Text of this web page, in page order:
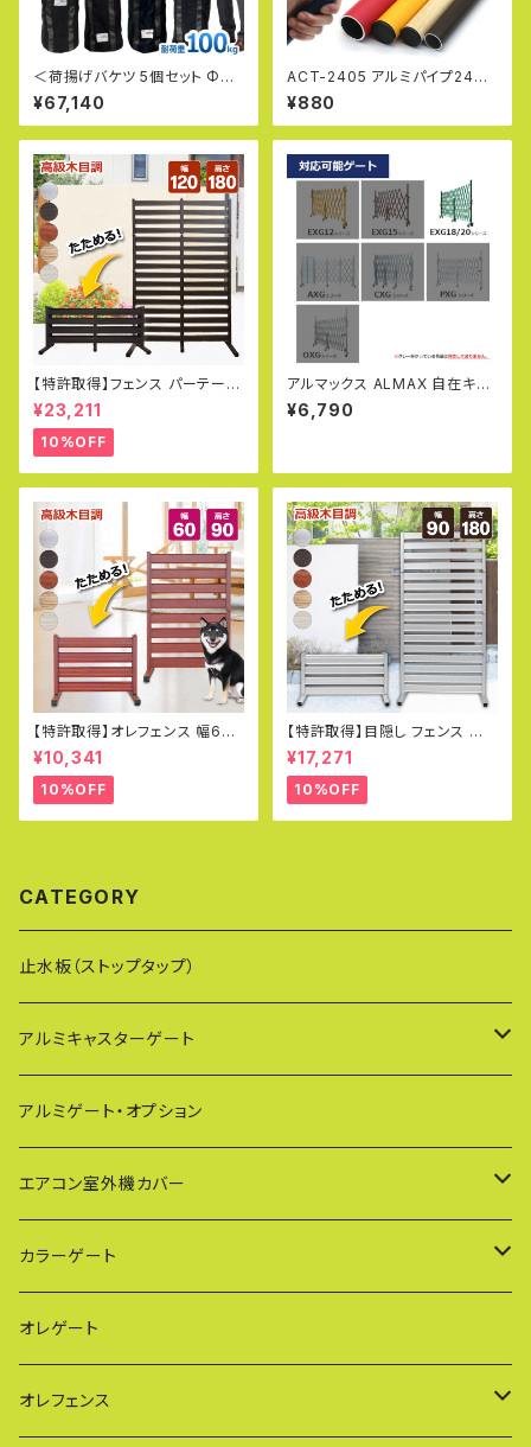
＜荷揚げバケツ 5個セット Φ35
0×H1200mm＞最大荷重100k
g 電工バケツ トン袋 フレコン
荷上げ 荷下げ 吊り上げ バッグ
単管パイプ 下げ缶 玉掛け 手す
り 筋交 ホイスト スリング
¥67,140
ACT-2405 アルミパイプ24Φ
直径24mm×50cm 厚み2.0〜
2.3mm DIY 工作 丸パイプ 金
属素材 加工 単管パイプ 補修 ア
¥880
【特許取得】フェンス パーテーシ
ョン 幅120×高さ180cm ガーデ
ンフェンス DIY アルミフェンス
目隠し 柱 門扉 フェンス 折りた
たみ式 オレフェンス OF1218
¥23,211
10%OFF
アルマックス ALMAX 自在キャ
スター 台座セット 360度回転
車輪径100Φ M12×25mm ブ
03-0843
¥6,790
【特許取得】オレフェンス 幅60×
高さ90cm アルミ 柱 門扉 アル
ミフェンス パーテーション 目隠
し 折りたたみ式 二つ折り ペット
フェンス ペットゲート OF0609
¥10,341
10%OFF
【特許取得】目隠し フェンス 折り
たたみ式 オレフェンス 幅90×高
さ180cm 選べる4色 アルミ 柱
門扉 アルミフェンス 四つ折り O
F0918
¥17,271
10%OFF
CATEGORY
止水板（ストップタップ）
アルミキャスターゲート
EXG（傾斜地対応アルミゲート）
PXG（EXG廉価版/傾斜地対応アルミゲート）
BXGシリーズ（傾斜地対応/家庭用アルミゲート）
FXG（一輪/傾斜地対応アルミゲート）
HXG（傾斜地対応アルミゲート）
アルミゲート・オプション
エアコン室外機カバー
通常サイズ KB90
大型サイズ KB93
特大サイズ KB108
カラーゲート
QXGシリーズ（ご家庭用）
SXGシリーズ(ご家庭用/ペットゲート)
オレゲート
オレフェンス